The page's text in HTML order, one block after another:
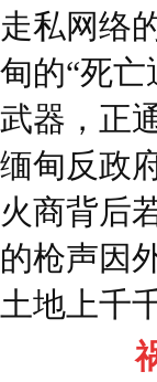
走私网络
甸的“死
武器，正
缅甸反政
火商背后
的枪声因
土地上千